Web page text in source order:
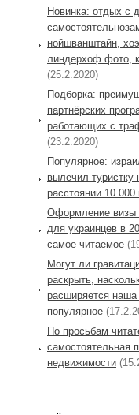
Новинка: отдых с
нойшванштайн,
линдерхоф фото,
(25.2.2020)
Подборка:
партнёрских
работающих с
(23.2.2020)
Популярное:
вылечил туристку
расстоянии 10 000
Оформление визы
для украинцев в
самое читаемое
Могут ли
раскрыть,
расширяется наша
популярное
По просьбам
самостоятельная
недвижимости